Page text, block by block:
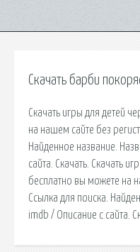
Скачать барби
Скачать игры для детей
на нашем сайте без
Найденное название.
сайта. Скачать. Скачать
бесплатно вы можете на
Ссылка для поиска.
imdb / Описание с сайта.